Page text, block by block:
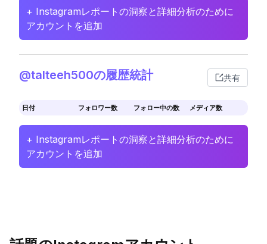
+ Instagramレポートの洞察と詳細分析のために
アカウントを追加
@talteeh500の履歴統計 共有
日付 フォロワー数 フォロー中の数 メディア数
+ Instagramレポートの洞察と詳細分析のために
アカウントを追加